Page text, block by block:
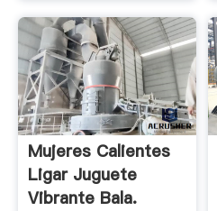
Mujeres Calientes
Ligar Juguete
Vibrante Bala.